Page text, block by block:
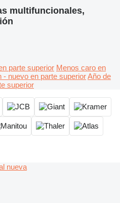
multifuncionales,
parte superior Menos caro en
- nuevo en parte superiorAño de
superior